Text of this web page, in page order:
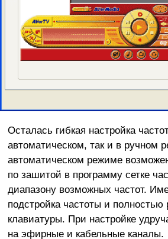
Осталась гибкая настройка
автоматическом, так и в ручном
автоматическом режиме
по зашитой в программу сетке
диапазону возможных частот.
подстройка частоты и полностью
клавиатуры. При настройке
на эфирные и кабельные каналы.